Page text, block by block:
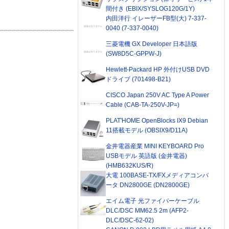
間付き (EBIX/SYSLOG120G/1Y)
内田洋行 イレーザーFB型(大) 7-337-
0040 (7-337-0040)
三菱電機 GX Developer 日本語版
(SW8D5C-GPPW-J)
Hewlett-Packard HP 外付けUSB DVD
ドライブ (701498-B21)
CISCO Japan 250V AC Type A Power
Cable (CAB-TA-250V-JP=)
PLAT'HOME OpenBlocks IX9 Debian
11搭載モデル (OBSIX9/D11A)
金井電器産業 MINI KEYBOARD Pro
USBモデル 英語版 (金井電器)
(HMB632KUS/R)
大電 100BASE-TX/FXメディアコンバ
ータ DN2800GE (DN2800GE)
エイム電子 光ファイバーケーブル
DLC/DSC MM62.5 2m (AFP2-
DLC/DSC-62-02)